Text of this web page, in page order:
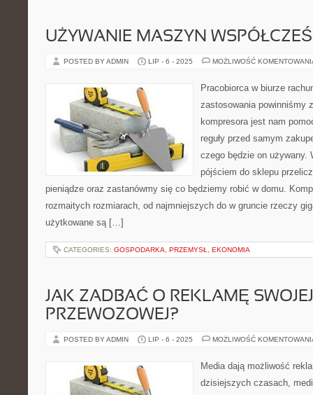
UŻYWANIE MASZYN
POSTED BY ADMIN LIP - 6 - 2025 MOŻLIWOŚĆ
Pracobiorca w biurze
zastosowania powinniśmy
kompresora jest nam
reguły przed samym
czego będzie on używany.
pójściem do sklepu
pieniądze oraz zastanówmy się co będziemy robić w domu.
rozmaitych rozmiarach, od najmniejszych do w gruncie rzeczy
użytkowane są […]
CATEGORIES: GOSPODARKA, PRZEMYSŁ, EKONOMIA
JAK ZADBAĆ O REKLAMĘ
PRZEWOZOWEJ?
POSTED BY ADMIN LIP - 6 - 2025 MOŻLIWOŚĆ
Media dają możliwość
dzisiejszych czasach,